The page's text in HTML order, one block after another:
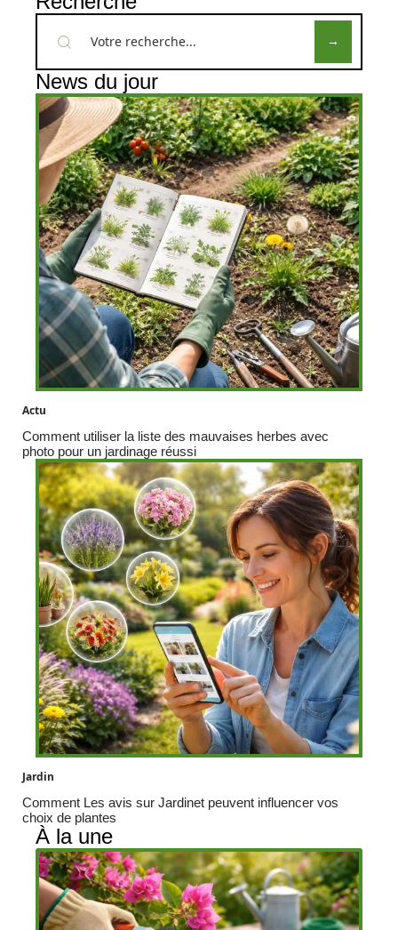
News du jour
Actu
Comment utiliser la liste des mauvaises herbes avec
photo pour un jardinage réussi
Jardin
Comment Les avis sur Jardinet peuvent influencer vos
choix de plantes
À la une